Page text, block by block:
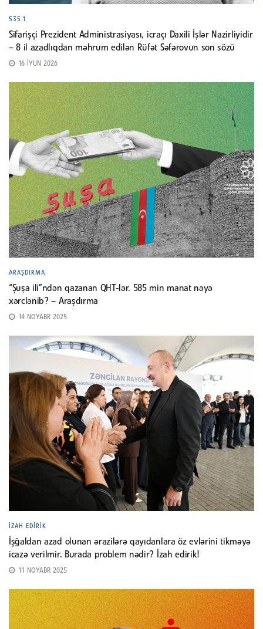
535.1
Sifarişçi Prezident Administrasiyası, icraçı Daxili İşlər Nazirliyidir
– 8 il azadlıqdan məhrum edilən Rüfət Səfərovun son sözü
16 İYUN 2026
ARAŞDIRMA
“Şuşa ili”ndən qazanan QHT-lər. 585 min manat nəyə
xərclənib? – Araşdırma
14 NOYABR 2025
İZAH EDIRIK
İşğaldan azad olunan ərazilərə qayıdanlara öz evlərini tikməyə
icazə verilmir. Burada problem nədir? İzah edirik!
11 NOYABR 2025